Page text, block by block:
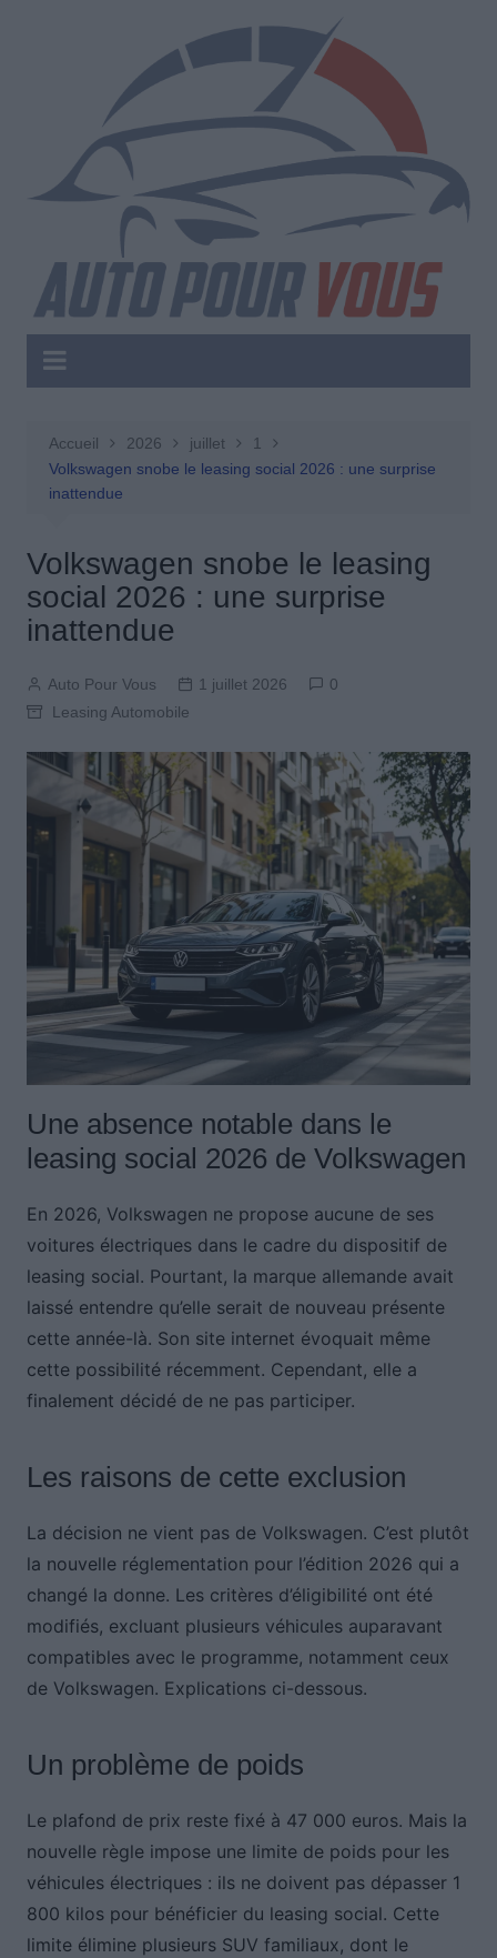
Accueil 2026 juillet
1
Volkswagen snobe le leasing social 2026 : une surprise
inattendue
Volkswagen snobe le leasing
social 2026 : une surprise
inattendue
Auto Pour Vous 1 juillet 2026
0
Leasing Automobile
Une absence notable dans le
leasing social 2026 de Volkswagen
En 2026, Volkswagen ne propose aucune de ses
voitures électriques dans le cadre du dispositif de
leasing social. Pourtant, la marque allemande avait
laissé entendre qu’elle serait de nouveau présente
cette année-là. Son site internet évoquait même
cette possibilité récemment. Cependant, elle a
finalement décidé de ne pas participer.
Les raisons de cette exclusion
La décision ne vient pas de Volkswagen. C’est plutôt
la nouvelle réglementation pour l’édition 2026 qui a
changé la donne. Les critères d’éligibilité ont été
modifiés, excluant plusieurs véhicules auparavant
compatibles avec le programme, notamment ceux
de Volkswagen. Explications ci-dessous.
Un problème de poids
Le plafond de prix reste fixé à 47 000 euros. Mais la
nouvelle règle impose une limite de poids pour les
véhicules électriques : ils ne doivent pas dépasser 1
800 kilos pour bénéficier du leasing social. Cette
limite élimine plusieurs SUV familiaux, dont le